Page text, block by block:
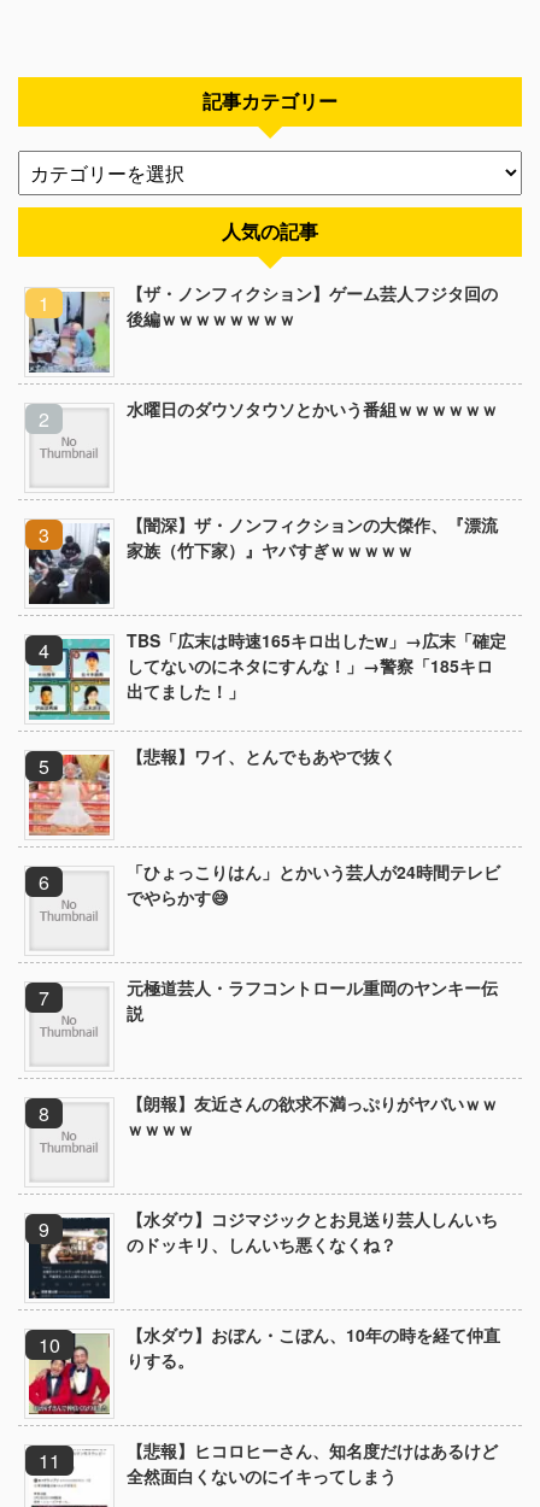
記事カテゴリー
人気の記事
【ザ・ノンフィクション】ゲーム芸人フジタ回の
後編ｗｗｗｗｗｗｗｗ
水曜日のダウソタウソとかいう番組ｗｗｗｗｗｗ
【闇深】ザ・ノンフィクションの大傑作、『漂流
家族（竹下家）』ヤバすぎｗｗｗｗｗ
TBS「広末は時速165キロ出したw」→広末「確定
してないのにネタにすんな！」→警察「185キロ
出てました！」
【悲報】ワイ、とんでもあやで抜く
「ひょっこりはん」とかいう芸人が24時間テレビ
でやらかす😅
元極道芸人・ラフコントロール重岡のヤンキー伝
説
【朗報】友近さんの欲求不満っぷりがヤバいｗｗ
ｗｗｗｗ
【水ダウ】コジマジックとお見送り芸人しんいち
のドッキリ、しんいち悪くなくね？
【水ダウ】おぼん・こぼん、10年の時を経て仲直
りする。
【悲報】ヒコロヒーさん、知名度だけはあるけど
全然面白くないのにイキってしまう